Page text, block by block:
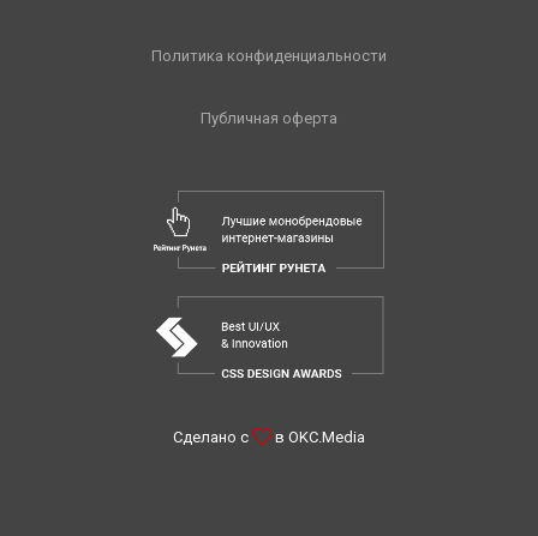
Политика конфиденциальности
Публичная оферта
Сделано с в OKC.Media